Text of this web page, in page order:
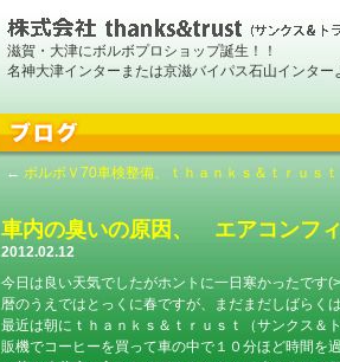
滋賀・大津にボルボプロショップ誕生！！
名神大津インターまたは京滋バイパス石山インター
← ボルボＶ70車検整備、ｔｈａｎｋｓ＆ｔｒｕｓ
車内の臭いの原因、 エアコンフ
2012.02.12
今日は良い天気でしたがホントに一日寒かったです
暦のうえではとっくに春ですが、まだまだしばらく
最近は朝にｔｈａｎｋｓ＆ｔｒｕｓｔ（サンクス＆
販機でコーヒーを買って車の中で１０分ほど時間を